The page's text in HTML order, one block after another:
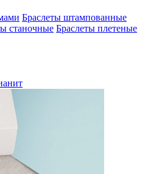
Браслеты штампованные
станочные Браслеты плетеные